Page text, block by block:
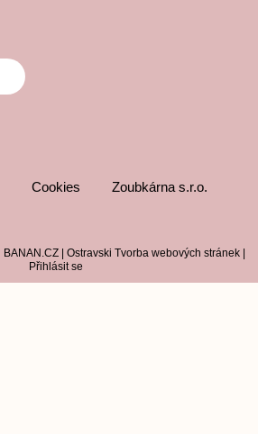
Cookies
Zoubkárna s.r.o.
BANAN.CZ| Ostravski Tvorba webových stránek
Přihlásit se